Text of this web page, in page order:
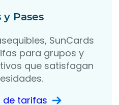
y Pases
SunCards
para grupos y
que satisfagan
de tarifas